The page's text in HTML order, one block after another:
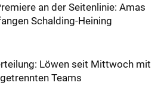
an der Seitenlinie: Amas
Schalding-Heining
Löwen seit Mittwoch mit
Teams